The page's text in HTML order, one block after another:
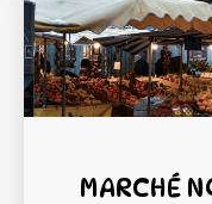
MARCHÉ